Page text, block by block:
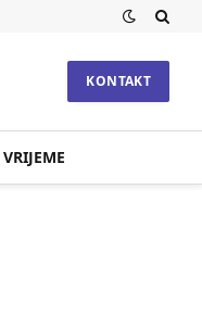
KONTAKT
VRIJEME